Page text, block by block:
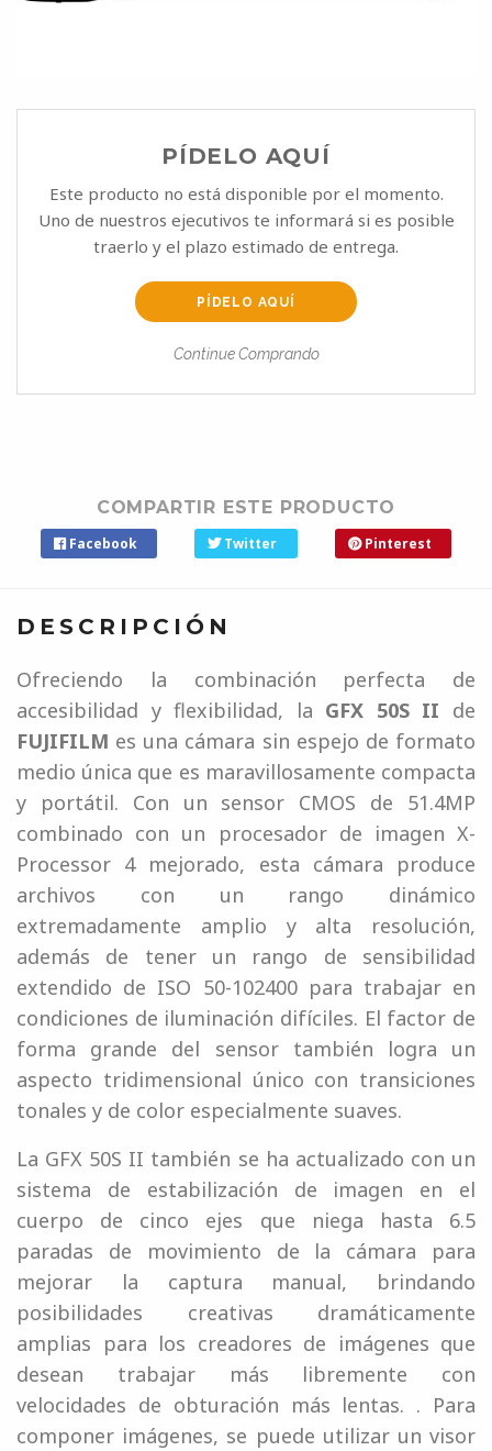
PÍDELO AQUÍ
Este producto no está disponible por el momento.
Uno de nuestros ejecutivos te informará si es posible
traerlo y el plazo estimado de entrega.
PÍDELO AQUÍ
Continue Comprando
COMPARTIR ESTE PRODUCTO
Facebook Twitter Pinterest
DESCRIPCIÓN
Ofreciendo la combinación perfecta de
accesibilidad y flexibilidad, la GFX 50S II de
FUJIFILM es una cámara sin espejo de formato
medio única que es maravillosamente compacta
y portátil. Con un sensor CMOS de 51.4MP
combinado con un procesador de imagen X-
Processor 4 mejorado, esta cámara produce
archivos con un rango dinámico
extremadamente amplio y alta resolución,
además de tener un rango de sensibilidad
extendido de ISO 50-102400 para trabajar en
condiciones de iluminación difíciles. El factor de
forma grande del sensor también logra un
aspecto tridimensional único con transiciones
tonales y de color especialmente suaves.
La GFX 50S II también se ha actualizado con un
sistema de estabilización de imagen en el
cuerpo de cinco ejes que niega hasta 6.5
paradas de movimiento de la cámara para
mejorar la captura manual, brindando
posibilidades creativas dramáticamente
amplias para los creadores de imágenes que
desean trabajar más libremente con
velocidades de obturación más lentas. . Para
componer imágenes, se puede utilizar un visor